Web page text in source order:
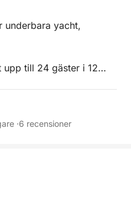
underbara yacht,
upp till 24 gäster i 12
valet för
och privata
har eget badrum,
navigationssystem,
första hjälpen-kit
·6 recensioner